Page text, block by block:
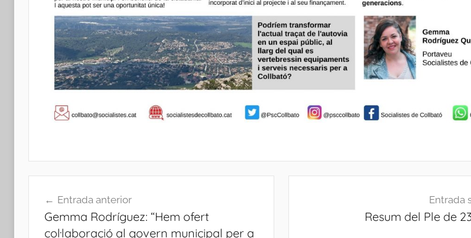
d'entrades
Entrada anterior
Gemma Rodríguez: “Hem ofert
col·laboració al govern municipal per a
Entrada
Resum del Ple de